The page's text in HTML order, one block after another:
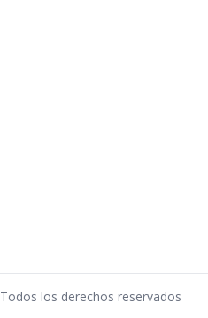
Todos los derechos reservados